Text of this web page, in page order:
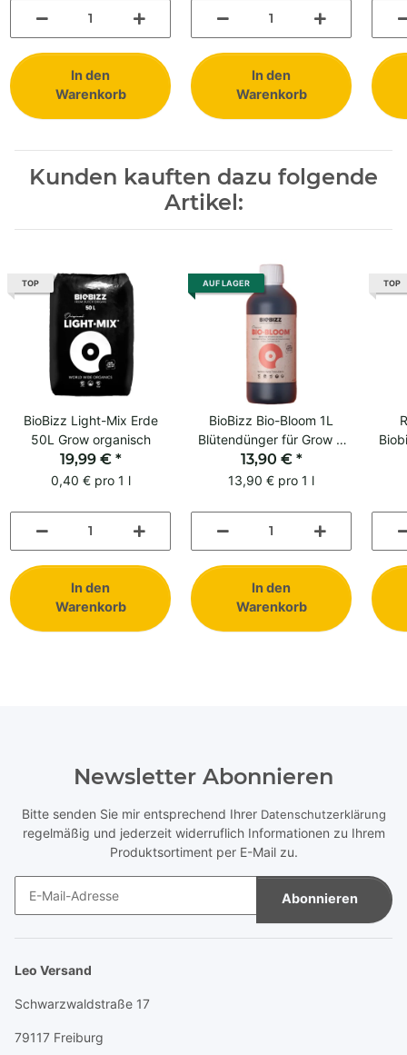
In den
Warenkorb
In den
Warenkorb
Kunden kauften dazu folgende
Artikel:
TOP
BioBizz Light-Mix Erde
50L Grow organisch
19,99 € *
0,40 € pro 1 l
In den
Warenkorb
AUF LAGER
BioBizz Bio-Bloom 1L
Blütendünger für Grow &
Blüte
13,90 € *
13,90 € pro 1 l
In den
Warenkorb
TOP
Newsletter Abonnieren
Bitte senden Sie mir entsprechend Ihrer Datenschutzerklärung
regelmäßig und jederzeit widerruflich Informationen zu Ihrem
Produktsortiment per E-Mail zu.
Abonnieren
Leo Versand
Schwarzwaldstraße 17
79117 Freiburg